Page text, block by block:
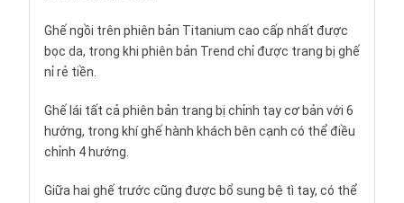
Ghế ngồi trên phiên bản Titanium cao cấp nhất được
bọc da, trong khi phiên bản Trend chỉ được trang bị ghế
nỉ rẻ tiền.
Ghế lái tất cả phiên bản trang bị chỉnh tay cơ bản với 6
hướng, trong khí ghế hành khách bên cạnh có thể điều
chỉnh 4 hướng.
Giữa hai ghế trước cũng được bổ sung bệ tì tay, có thể